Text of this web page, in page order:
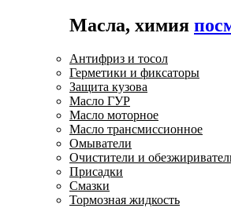
Масла, химия
Антифриз и тосол
Герметики и фиксаторы
Защита кузова
Масло ГУР
Масло моторное
Масло трансмиссионное
Омыватели
Очистители и
Присадки
Смазки
Тормозная жидкость